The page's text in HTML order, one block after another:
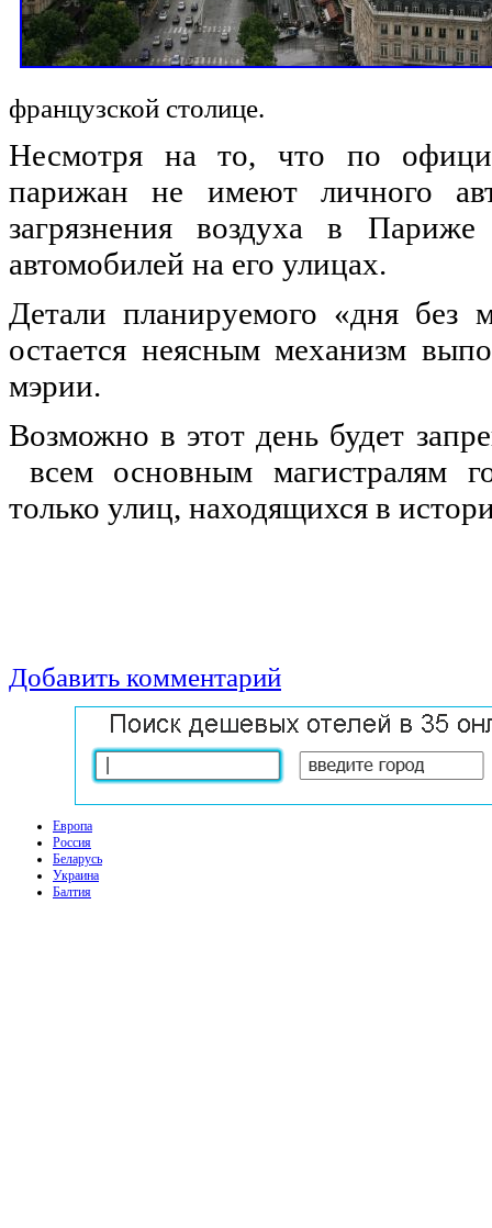
французской столице.
Несмотря на то, что по
парижан не имеют личного
загрязнения воздуха в Париже
автомобилей на его улицах.
Детали планируемого «дня
остается неясным механизм
мэрии.
Возможно в этот день будет
всем основным магистралям
только улиц, находящихся в
Добавить комментарий
Европа
Россия
Беларусь
Украина
Балтия